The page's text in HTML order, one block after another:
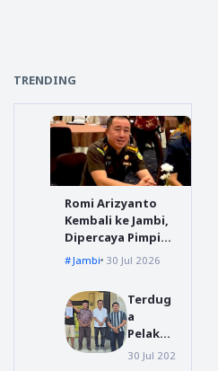
TRENDING
Romi Arizyanto
Kembali ke Jambi,
Dipercaya Pimpin
Kejari Jambi
Jambi 30 Jul 2026
Terdug
a
Pelaku
Video
polres tanggamus
30 Jul 2026